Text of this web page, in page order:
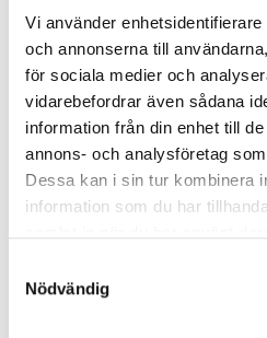
Vi använder
och annonserna till
för sociala medier och
vidarebefordrar även sådana
information från din enhet till
annons- och analysföretag
Dessa kan i sin tur kombinera
information som du har
Nödvändig
Mått
"hålet" där enheten kommer att